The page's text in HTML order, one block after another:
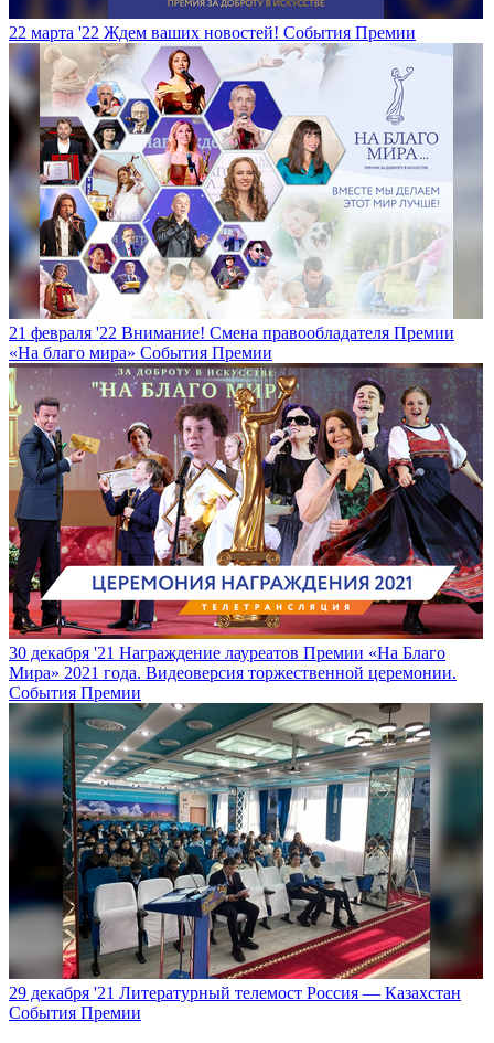
22 марта '22 Ждем ваших новостей! События Премии
21 февраля '22 Внимание! Смена правообладателя Премии
«На благо мира» События Премии
30 декабря '21 Награждение лауреатов Премии «На Благо
Мира» 2021 года. Видеоверсия торжественной церемонии.
События Премии
29 декабря '21 Литературный телемост Россия — Казахстан
События Премии